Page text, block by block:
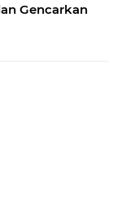
Gencarkan